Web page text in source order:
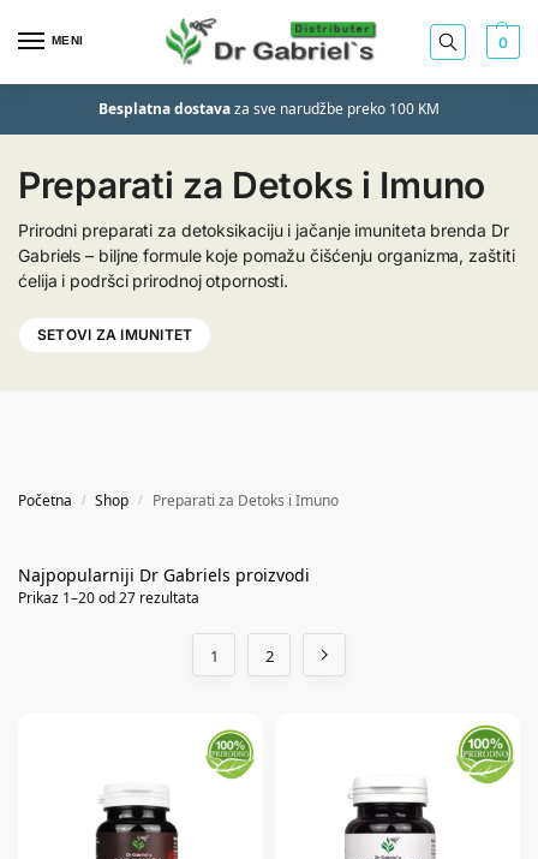
MENI 0
Besplatna dostavaza sve narudžbe preko 100 KM
Preparati za Detoks i Imuno
Prirodni preparati za detoksikaciju i jačanje imuniteta brenda Dr
Gabriels – biljne formule koje pomažu čišćenju organizma, zaštiti
ćelija i podršci prirodnoj otpornosti.
SETOVI ZA IMUNITET
Početna / Shop / Preparati za Detoks i Imuno
Prikaz 1–20 od 27 rezultata
1 2